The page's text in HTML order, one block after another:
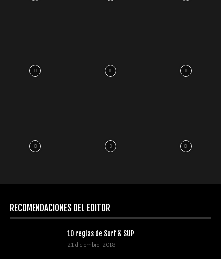
RECOMENDACIONES DEL EDITOR
10 reglas de Surf & SUP
21 diciembre, 2018